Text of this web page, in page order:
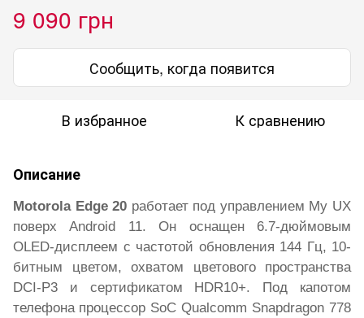
9 090 грн
Сообщить, когда появится
В избранное К сравнению
Описание
Motorola Edge 20 работает под управлением My UX
поверх Android 11. Он оснащен 6.7-дюймовым
OLED-дисплеем с частотой обновления 144 Гц, 10-
битным цветом, охватом цветового пространства
DCI-P3 и сертификатом HDR10+. Под капотом
телефона процессор SoC Qualcomm Snapdragon 778